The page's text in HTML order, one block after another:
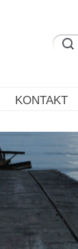
KONTAKT